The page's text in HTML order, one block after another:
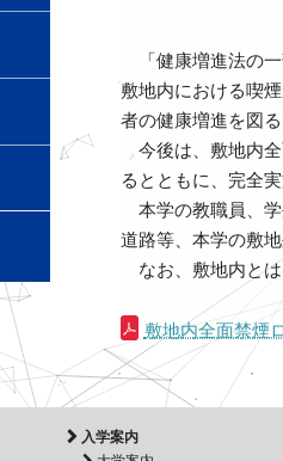
「健康増進法の一
敷地内における喫
者の健康増進を図
今後は、敷地内全
るとともに、完全
本学の教職員、学
道路等、本学の敷
なお、敷地内とは
敷地内全面禁煙
入学案内